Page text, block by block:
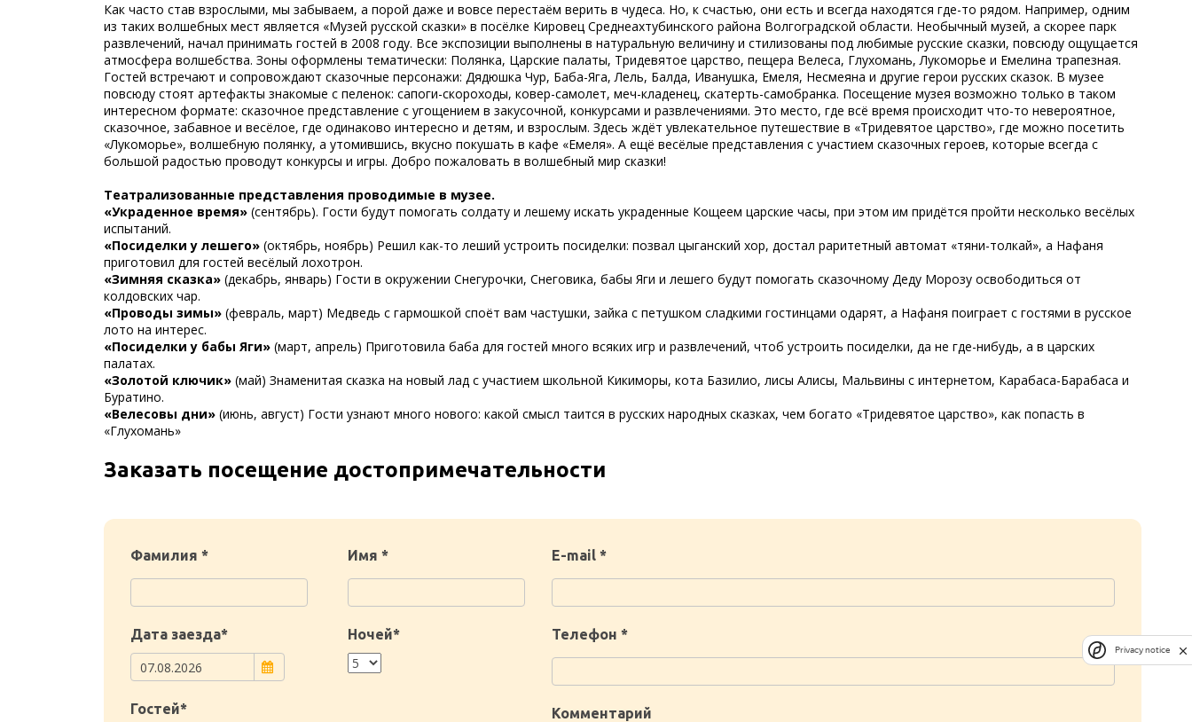
Как часто став взрослыми, мы забываем, а порой даже и вовсе перестаём верить в чудеса. Но, к счастью, они есть и всегда находятся где-то рядом. Например, одним
из таких волшебных мест является «Музей русской сказки» в посёлке Кировец Среднеахтубинского района Волгоградской области. Необычный музей, а скорее парк
развлечений, начал принимать гостей в 2008 году. Все экспозиции выполнены в натуральную величину и стилизованы под любимые русские сказки, повсюду ощущается
атмосфера волшебства. Зоны оформлены тематически: Полянка, Царские палаты, Тридевятое царство, пещера Велеса, Глухомань, Лукоморье и Емелина трапезная.
Гостей встречают и сопровождают сказочные персонажи: Дядюшка Чур, Баба-Яга, Лель, Балда, Иванушка, Емеля, Несмеяна и другие герои русских сказок. В музее
повсюду стоят артефакты знакомые с пеленок: сапоги-скороходы, ковер-самолет, меч-кладенец, скатерть-самобранка. Посещение музея возможно только в таком
интересном формате: сказочное представление с угощением в закусочной, конкурсами и развлечениями. Это место, где всё время происходит что-то невероятное,
сказочное, забавное и весёлое, где одинаково интересно и детям, и взрослым. Здесь ждёт увлекательное путешествие в «Тридевятое царство», где можно посетить
«Лукоморье», волшебную полянку, а утомившись, вкусно покушать в кафе «Емеля». А ещё весёлые представления с участием сказочных героев, которые всегда с
большой радостью проводут конкурсы и игры. Добро пожаловать в волшебный мир сказки!
Театрализованные представления проводимые в музее.
«Украденное время» (сентябрь). Гости будут помогать солдату и лешему искать украденные Кощеем царские часы, при этом им придётся пройти несколько весёлых
испытаний.
«Посиделки у лешего» (октябрь, ноябрь) Решил как-то леший устроить посиделки: позвал цыганский хор, достал раритетный автомат «тяни-толкай», а Нафаня
приготовил для гостей весёлый лохотрон.
«Зимняя сказка» (декабрь, январь) Гости в окружении Снегурочки, Снеговика, бабы Яги и лешего будут помогать сказочному Деду Морозу освободиться от
колдовских чар.
«Проводы зимы» (февраль, март) Медведь с гармошкой споёт вам частушки, зайка с петушком сладкими гостинцами одарят, а Нафаня поиграет с гостями в русское
лото на интерес.
«Посиделки у бабы Яги» (март, апрель) Приготовила баба для гостей много всяких игр и развлечений, чтоб устроить посиделки, да не где-нибудь, а в царских
палатах.
«Золотой ключик» (май) Знаменитая сказка на новый лад с участием школьной Кикиморы, кота Базилио, лисы Алисы, Мальвины с интернетом, Карабаса-Барабаса и
Буратино.
«Велесовы дни» (июнь, август) Гости узнают много нового: какой смысл таится в русских народных сказках, чем богато «Тридевятое царство», как попасть в
«Глухомань»
Заказать посещение достопримечательности
Имя *
Фамилия *
Ночей*
Дата заезда*
Гостей*
E-mail *
Телефон *
Комментарий
Privacy notice